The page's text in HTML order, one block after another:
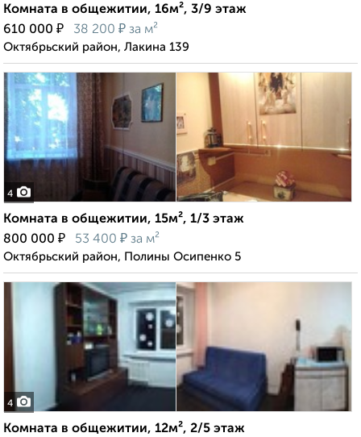
Комната в общежитии, 16м², 3/9 этаж
610 000 ₽ 38 200 ₽ за м²
Октябрьский район, Лакина 139
4
Комната в общежитии, 15м², 1/3 этаж
800 000 ₽ 53 400 ₽ за м²
Октябрьский район, Полины Осипенко 5
4
Комната в общежитии, 12м², 2/5 этаж